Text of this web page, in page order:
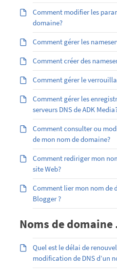
Comment modifier les
domaine?
Comment gérer les
Comment créer des
Comment gérer le
Comment gérer les
serveurs DNS de ADK
Comment consulter ou
de mon nom de domaine?
Comment rediriger mon
site Web?
Comment lier mon nom de
Blogger ?
Noms de domaine
Quel est le délai de
modification de DNS d’un